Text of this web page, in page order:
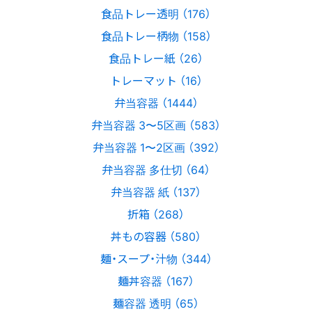
食品トレー透明 （176）
食品トレー柄物 （158）
食品トレー紙 （26）
トレーマット （16）
弁当容器 （1444）
弁当容器 3〜5区画 （583）
弁当容器 1〜2区画 （392）
弁当容器 多仕切 （64）
弁当容器 紙 （137）
折箱 （268）
丼もの容器 （580）
麺・スープ・汁物 （344）
麺丼容器 （167）
麺容器 透明 （65）